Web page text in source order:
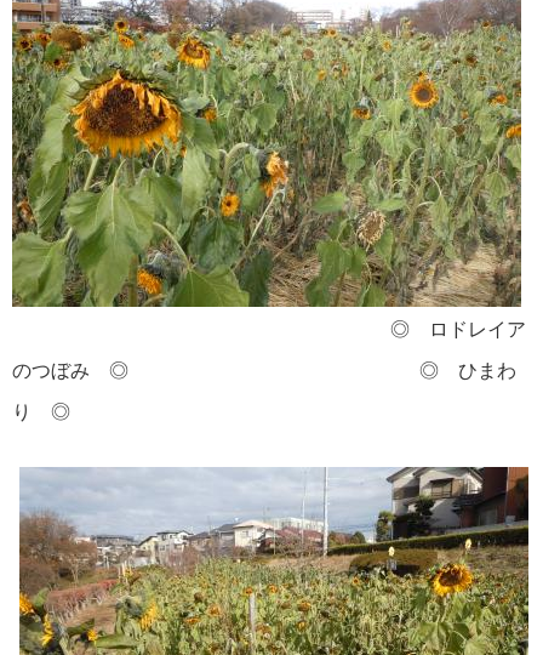
◎ ロドレイア
のつぼみ ◎ ◎ ひまわ
り ◎